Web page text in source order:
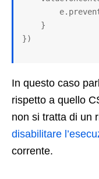
})
In questo caso
rispetto a quello
non si tratta di un
disabilitare
corrente.